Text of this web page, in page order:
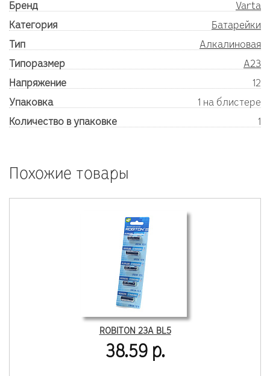
Бренд
Varta
Категория
Батарейки
Тип
Алкалиновая
Типоразмер
A23
Напряжение
12
Упаковка
1 на блистере
Количество в упаковке
1
Похожие товары
ROBITON 23A BL5
38.59 р.